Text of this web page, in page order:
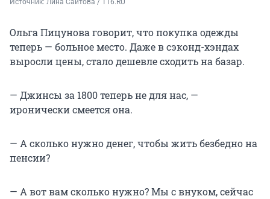
Источник: Лина Саитова / 116.RU
Ольга Пицунова говорит, что покупка одежды
теперь — больное место. Даже в сэконд-хэндах
выросли цены, стало дешевле сходить на базар.
— Джинсы за 1800 теперь не для нас, —
иронически смеется она.
— А сколько нужно денег, чтобы жить безбедно на
пенсии?
— А вот вам сколько нужно? Мы с внуком, сейчас